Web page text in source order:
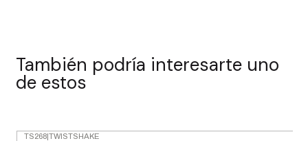
También podría interesarte uno
de estos
TS268|TWISTSHAKE